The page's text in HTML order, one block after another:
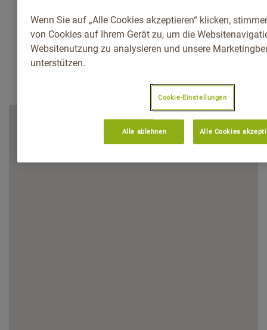
Wenn Sie auf „Alle Cookies akzeptieren“ klicken,
von Cookies auf Ihrem Gerät zu, um die
Websitenutzung zu analysieren und unsere
unterstützen.
Cookie-Einstellungen
Alle ablehnen Alle Cookies